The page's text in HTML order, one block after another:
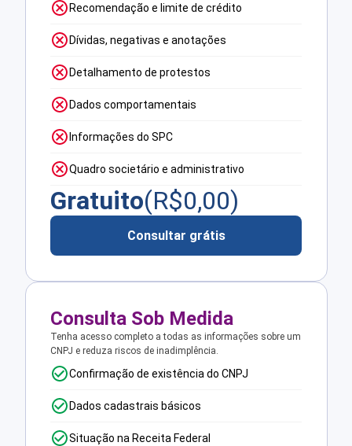
Recomendação e limite de crédito
Dívidas, negativas e anotações
Detalhamento de protestos
Dados comportamentais
Informações do SPC
Quadro societário e administrativo
Gratuito(R$0,00)
Consultar grátis
Consulta Sob Medida
Tenha acesso completo a todas as informações sobre um
CNPJ e reduza riscos de inadimplência.
Confirmação de existência do CNPJ
Dados cadastrais básicos
Situação na Receita Federal